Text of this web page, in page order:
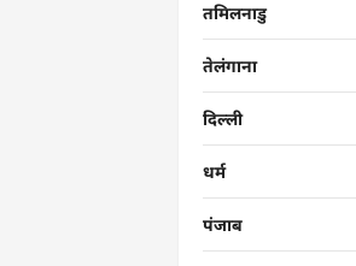
तमिलनाडु
तेलंगाना
दिल्ली
धर्म
पंजाब